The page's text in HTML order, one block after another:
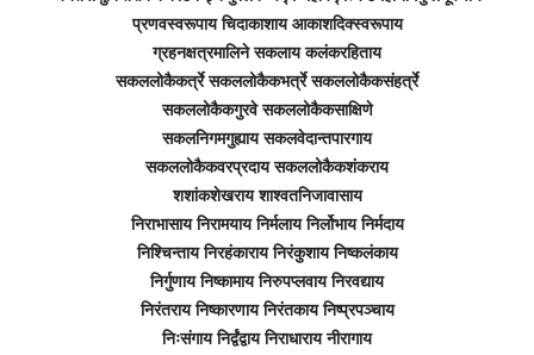
प्रणवस्वरूपाय चिदाकाशाय आकाशदिक्स्वरूपाय
ग्रहनक्षत्रमालिने सकलाय कलंकरहिताय
सकललोकैकर्त्रे सकललोकैकभर्त्रे सकललोकैकसंहर्त्रे
सकललोकैकगुरवे सकललोकैकसाक्षिणे
सकलनिगमगुह्याय सकलवेदान्तपारगाय
सकललोकैकवरप्रदाय सकललोकैकशंकराय
शशांकशेखराय शाश्वतनिजावासाय
निराभासाय निरामयाय निर्मलाय निर्लोभाय निर्मदाय
निश्चिन्ताय निरहंकाराय निरंकुशाय निष्कलंकाय
निर्गुणाय निष्कामाय निरुपप्लवाय निरवद्याय
निरंतराय निष्कारणाय निरंतकाय निष्प्रपञ्चाय
निःसंगाय निर्द्वंद्वाय निराधाराय नीरागाय